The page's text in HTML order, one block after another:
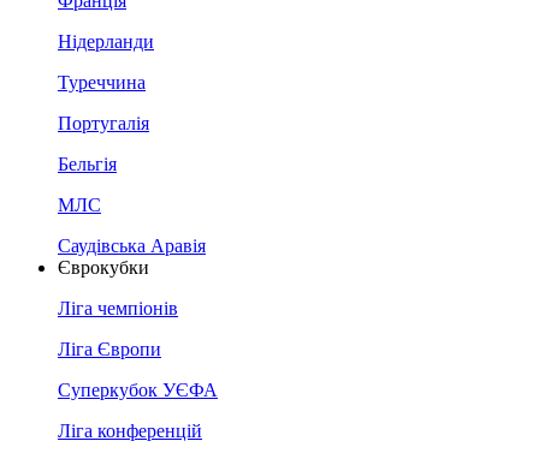
Нідерланди
Туреччина
Португалія
Бельгія
МЛС
Саудівська Аравія
Єврокубки
Ліга чемпіонів
Ліга Європи
Суперкубок УЄФА
Ліга конференцій